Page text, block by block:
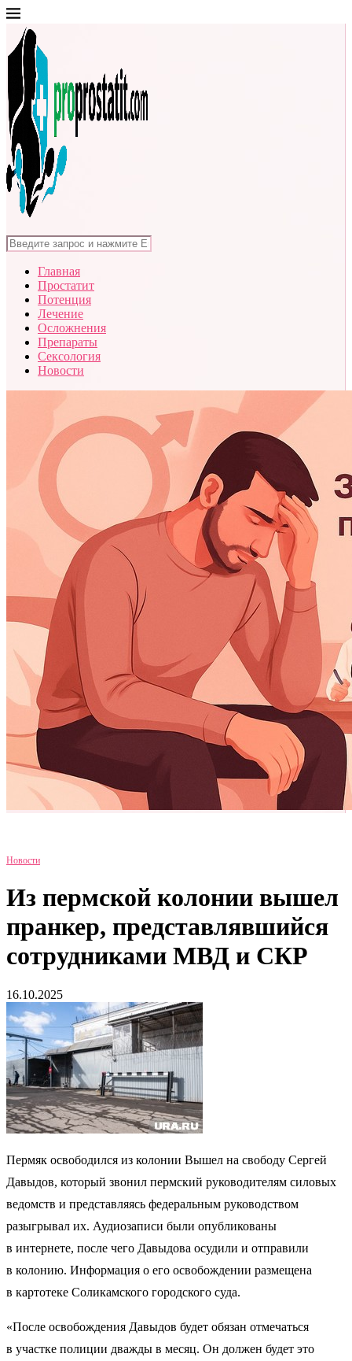
Главная
Простатит
Потенция
Лечение
Осложнения
Препараты
Сексология
Новости
Новости
Из пермской колонии вышел
пранкер, представлявшийся
сотрудниками МВД и СКР
16.10.2025
Пермяк освободился из колонии Вышел на свободу Сергей
Давыдов, который звонил пермский руководителям силовых
ведомств и представляясь федеральным руководством
разыгрывал их. Аудиозаписи были опубликованы
в интернете, после чего Давыдова осудили и отправили
в колонию. Информация о его освобождении размещена
в картотеке Соликамского городского суда.
«После освобождения Давыдов будет обязан отмечаться
в участке полиции дважды в месяц. Он должен будет это